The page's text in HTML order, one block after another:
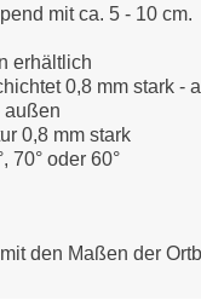
mit ca. 5 - 10 cm.
erhältlich
0,8 mm stark
außen
0,8 mm stark
70° oder 60°
den Maßen der